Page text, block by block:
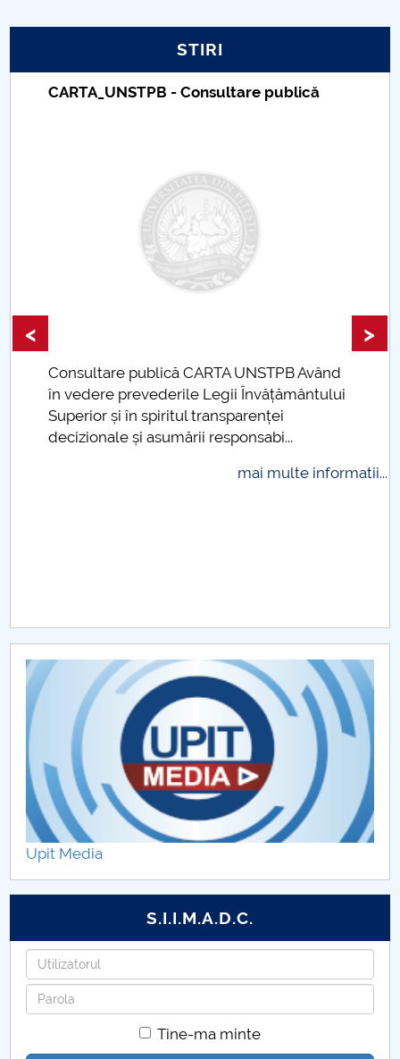
UNIVERSITATE pentru comunitate
IOSUD/CSUD-Doctorate
Comisie de etica unversitară
Evenimente CUP
Accesibilitate pentru studenții cu dizabilități
Raportul Conducerii Centrului Universitar Pitești
privind implementarea Planului Operațional 2020-
CAR2026
MENIU CANTINA
Regulamente Senat 2012-2013
Regulamente Senat 2013-2014
Regulamente Senat 2014-2015
Regulamente Senat 2015-2016
STIRI
CARTA_UNSTPB - Consultare publică
Consultare publică CARTA UNSTPB Având
în vedere prevederile Legii Învățământului
Superior și în spiritul transparenței
decizionale și asumării responsabi...
mai multe informatii...
< >
Upit Media
S.I.I.M.A.D.C.
Utilizatorul
Parola
Tine-ma minte